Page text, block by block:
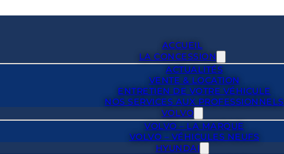
ACCUEIL
LA CONCESSION
ACTUALITÉS
VENTE & LOCATION
ENTRETIEN DE VOTRE VÉHICULE
NOS SERVICES AUX PROFESSIONNELS
VOLVO
VOLVO – LA MARQUE
VOLVO – VÉHICULES NEUFS
HYUNDAI